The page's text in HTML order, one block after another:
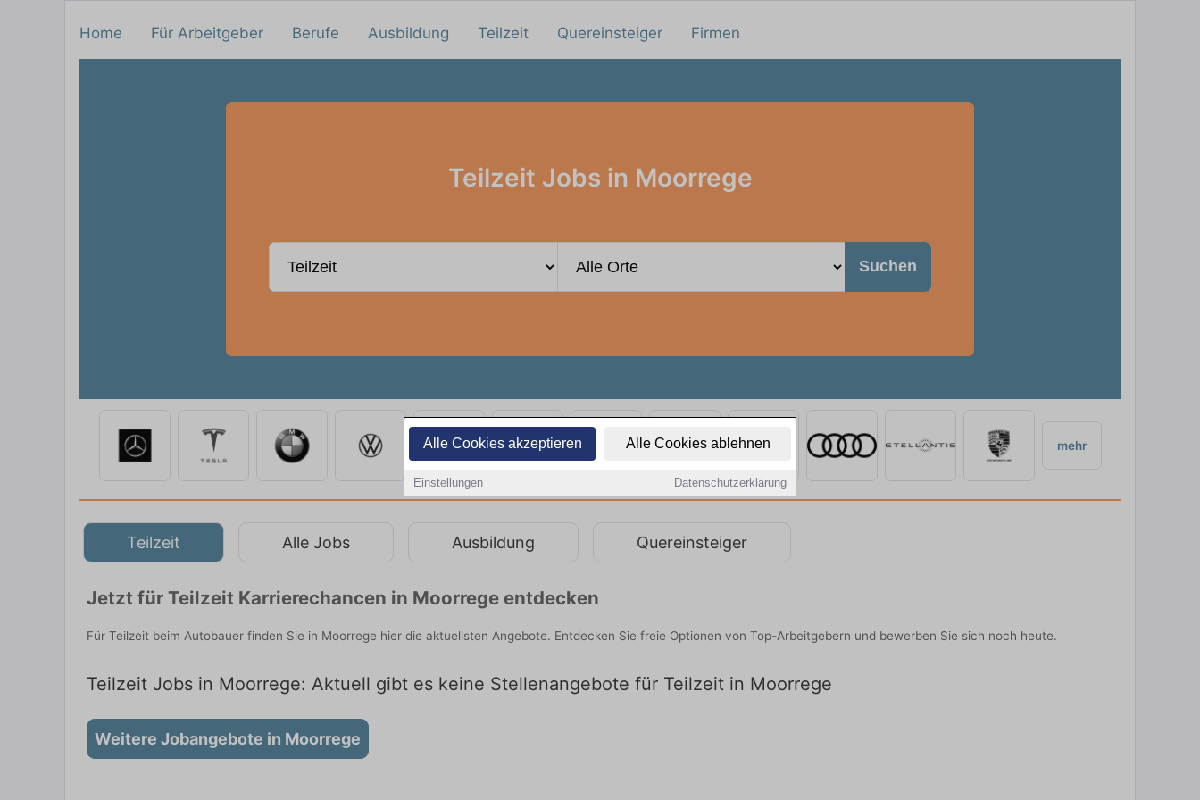
Alle Cookies akzeptieren Alle Cookies ablehnen
Einstellungen Datenschutzerklärung
Home Für Arbeitgeber Berufe Ausbildung Teilzeit Quereinsteiger Firmen
Teilzeit Jobs in Moorrege
Suchen
mehr
Teilzeit Alle Jobs Ausbildung Quereinsteiger
Jetzt für Teilzeit Karrierechancen in Moorrege entdecken
Für Teilzeit beim Autobauer finden Sie in Moorrege hier die aktuellsten Angebote. Entdecken Sie freie Optionen von Top-Arbeitgebern und bewerben Sie sich noch heute.
Teilzeit Jobs in Moorrege: Aktuell gibt es keine Stellenangebote für Teilzeit in Moorrege
Weitere Jobangebote in Moorrege